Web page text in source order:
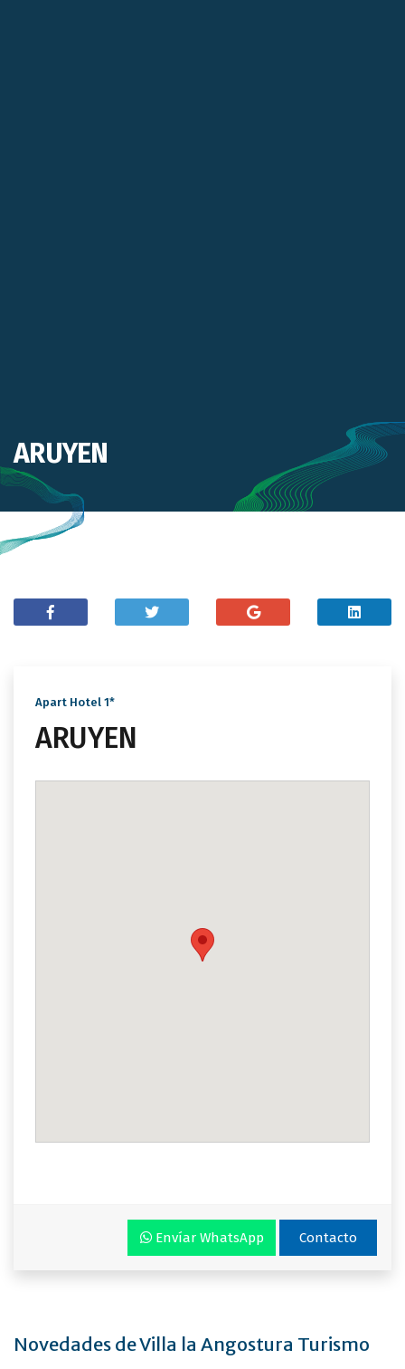
ARUYEN
Apart Hotel 1*
ARUYEN
Envíar WhatsApp Contacto
Novedades de Villa la Angostura Turismo